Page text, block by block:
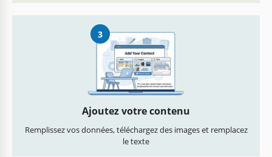
3
Ajoutez votre contenu
Remplissez vos données, téléchargez des images et remplacez
le texte